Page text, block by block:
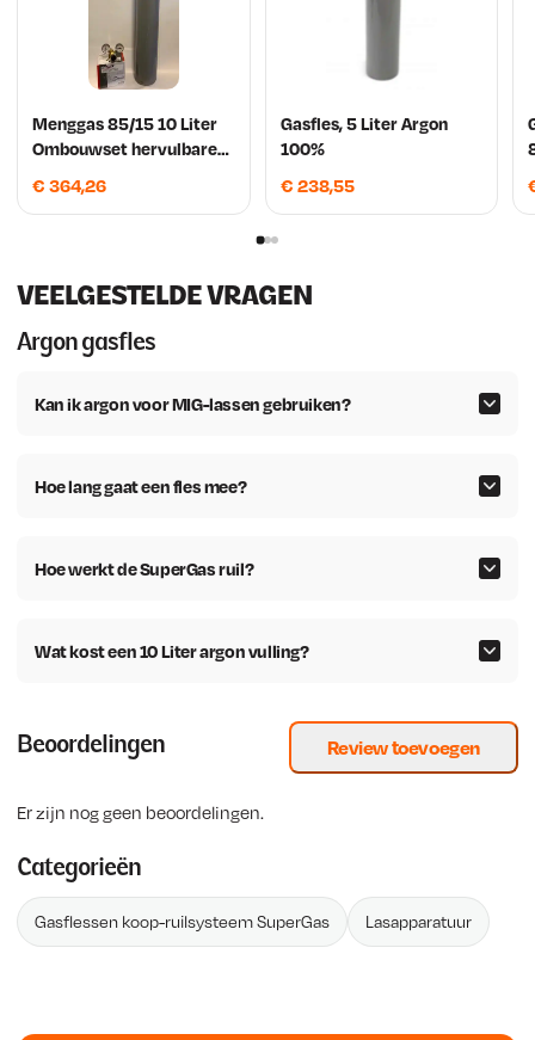
Menggas 85/15 10 Liter
Ombouwset hervulbare
€ 364,26
Gasfles, 5 Liter Argon
100%
€ 238,55
VEELGESTELDE VRAGEN
Argon gasfles
Kan ik argon voor MIG-lassen gebruiken?
Hoe lang gaat een fles mee?
Hoe werkt de SuperGas ruil?
Wat kost een 10 Liter argon vulling?
Beoordelingen Review toevoegen
Er zijn nog geen beoordelingen.
Categorieën
Gasflessen koop-ruilsysteem SuperGas Lasapparatuur